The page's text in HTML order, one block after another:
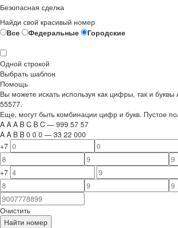
Безопасная сделка
Найди свой красивый номер
Все
Федеральные Городские
Одной строкой
Выбрать шаблон
Помощь
Вы можете искать используя как цифры, так и
55577.
Еще, могут быть комбинации цифр и букв. Пустое
A A A B C B C — 999 57 57
A A B B 0 0 0 — 33 22 000
+7
+7
Очистить
Найти номер